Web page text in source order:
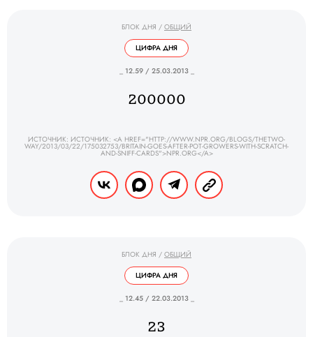
БЛОК ДНЯ / ОБЩИЙ
ЦИФРА ДНЯ
_ 12.59 / 25.03.2013 _
200000
ИСТОЧНИК: ИСТОЧНИК: <A HREF="HTTP://WWW.NPR.ORG/BLOGS/THETWO-
WAY/2013/03/22/175032753/BRITAIN-GOES-AFTER-POT-GROWERS-WITH-SCRATCH-
AND-SNIFF-CARDS">NPR.ORG</A>
БЛОК ДНЯ / ОБЩИЙ
ЦИФРА ДНЯ
_ 12.45 / 22.03.2013 _
23